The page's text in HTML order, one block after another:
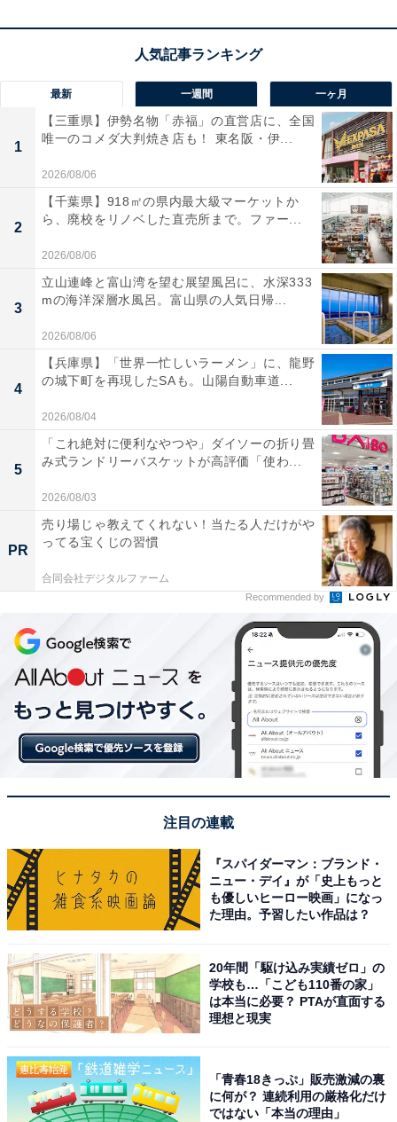
があり、スタッフが室内に立ち入らないスタイルで気兼
宿泊者からは「食事はバイキングでしたが、さすがホテ
ルのバイキング。どれを食べても、丁寧な作りで大満足
でした」「大浴場も３種類ありそれぞれ楽しめまし
た。」という声があがっています。こだわりのヘルシー
なビュッフェを堪能したい人や、良質な名湯でじんわり
と疲れを癒やしたい人におすすめの宿です。
あわせて読みたい
【伊香保温泉の人気ホテル】「伊香保温泉 和
心の宿 大森」は絶景露天風呂と温かいおもて
※掲載されている情報は記事公開時のものです。あらか
じめご了承ください。また、記事中の宿泊プランを予約
すると、売上の一部がオールアバウトに還元されること
があります。
この記事の執筆者：
All About ニュース 旅行
部
全国の人気ホテルから今泊まりたい宿を厳選してご紹介。日々更新
される売れ筋ランキングや、見逃せないセール・キャンペーン情報
など、お得に旅を楽しむための秘けつが満載です。さらに、ここで
しか読めない独自コンテンツも充実。編集部員による宿泊レビュー
では、公式Webサイトだけでは分からないリアルな様子を紹介しま
す。
こちらもおすすめ
【楽天トラベルセール】岐阜県「飛騨高山温泉
旅館あすなろ」が特別価格で登場中
最新 一週間 一ヶ月
1
【三重県】伊勢名物「赤福」の直営店に、全国
唯一のコメダ大判焼き店も！ 東名阪・伊...
2026/08/06
2
【千葉県】918㎡の県内最大級マーケットか
ら、廃校をリノベした直売所まで。ファー...
2026/08/06
3
立山連峰と富山湾を望む展望風呂に、水深333
mの海洋深層水風呂。富山県の人気日帰...
2026/08/06
4
【兵庫県】「世界一忙しいラーメン」に、龍野
の城下町を再現したSAも。山陽自動車道...
2026/08/04
5
「これ絶対に便利なやつや」ダイソーの折り畳
み式ランドリーバスケットが高評価「使わ...
2026/08/03
PR
売り場じゃ教えてくれない！当たる人だけがや
ってる宝くじの習慣
合同会社デジタルファーム
Recommended by
注目の連載
『スパイダーマン：ブランド・
ニュー・デイ』が「史上もっと
も優しいヒーロー映画」になっ
た理由。予習したい作品は？
20年間「駆け込み実績ゼロ」の
学校も…「こども110番の家」
は本当に必要？ PTAが直面する
理想と現実
「青春18きっぷ」販売激減の裏
に何が？ 連続利用の厳格化だけ
ではない「本当の理由」